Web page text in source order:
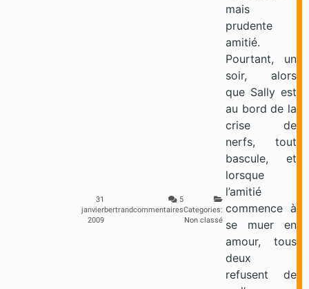
31
janvier
2009
bertrand
5
commentairesCategories:
Non classé
mais
prudente
amitié.
Pourtant, un
soir, alors
que Sally est
au bord de la
crise de
nerfs, tout
bascule, et
lorsque
l’amitié
commence à
se muer en
amour, tous
deux
refusent de